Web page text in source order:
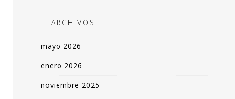
ARCHIVOS
mayo 2026
enero 2026
noviembre 2025